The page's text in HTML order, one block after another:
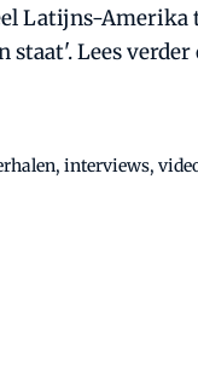
Latijns-Amerika
Lees
interviews,